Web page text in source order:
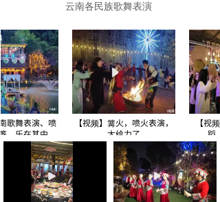
云南各民族歌舞表演
表演、喷
在其中
【视频】篝火，喷火表演，
太给力了
【视频
蹈，